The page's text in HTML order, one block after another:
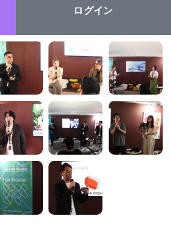
ログイン